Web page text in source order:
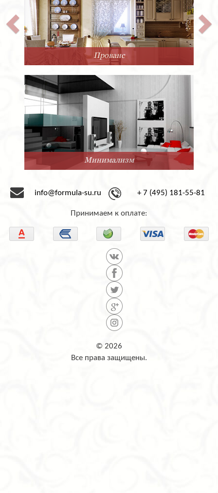
Прованс
Минимализм
info@formula-su.ru + 7 (495) 181-55-81
Принимаем к оплате:
© 2026
Все права защищены.